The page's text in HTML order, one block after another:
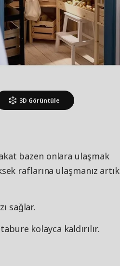
3D Görüntüle
bazen onlara ulaşmak
raflarına ulaşmanız artık
sağlar.
kolayca kaldırılır.